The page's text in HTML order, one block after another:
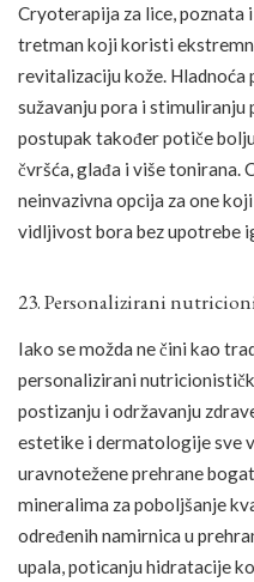
Cryoterapija za lice, poznata
tretman koji koristi
revitalizaciju kože. Hladnoća
sužavanju pora i stimuliranju
postupak također potiče
čvršća, glađa i više tonirana.
neinvazivna opcija za one
vidljivost bora bez upotrebe
23. Personalizirani
Iako se možda ne čini kao
personalizirani
postizanju i održavanju
estetike i dermatologije sve
uravnotežene prehrane
mineralima za poboljšanje
određenih namirnica u
upala, poticanju hidratacije